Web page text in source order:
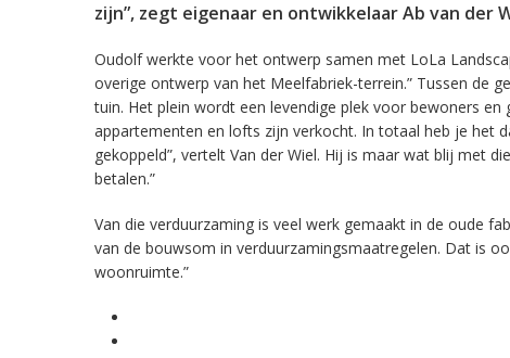
zijn”, zegt eigenaar en ontwikkelaar Ab van der
Oudolf werkte voor het ontwerp samen met LoLa
overige ontwerp van het Meelfabriek-terrein.” Tussen de
tuin. Het plein wordt een levendige plek voor bewoners
appartementen en lofts zijn verkocht. In totaal heb je het
gekoppeld”, vertelt Van der Wiel. Hij is maar wat blij met
betalen.”
Van die verduurzaming is veel werk gemaakt in de oude
van de bouwsom in verduurzamingsmaatregelen. Dat is
woonruimte.”